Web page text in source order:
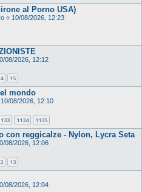
al Porno USA)
« 10/08/2026, 12:23
08/2026, 12:12
15
mondo
10/08/2026, 12:10
1134 1135
con reggicalze - Nylon, Lycra Seta
08/2026, 12:06
13
08/2026, 12:04